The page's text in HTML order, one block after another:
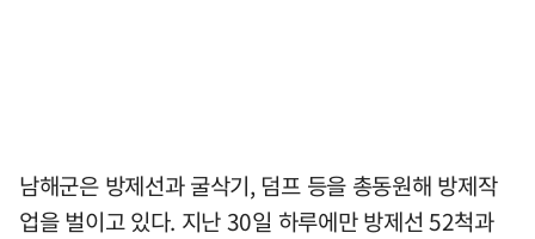
남해군은 방제선과 굴삭기, 덤프 등을 총동원해 방제작
업을 벌이고 있다. 지난 30일 하루에만 방제선 52척과